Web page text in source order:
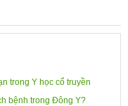
trong Y học cổ truyền
bệnh trong Đông Y?